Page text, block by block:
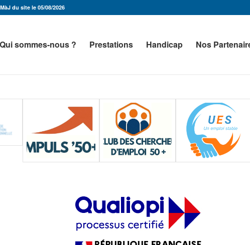
du site le 05/08/2026
Qui sommes-nous ? Prestations Handicap Nos